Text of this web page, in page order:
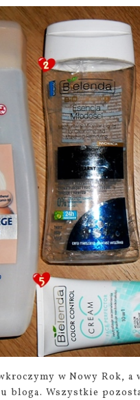
w Nowy Rok, a
bloga. Wszystkie